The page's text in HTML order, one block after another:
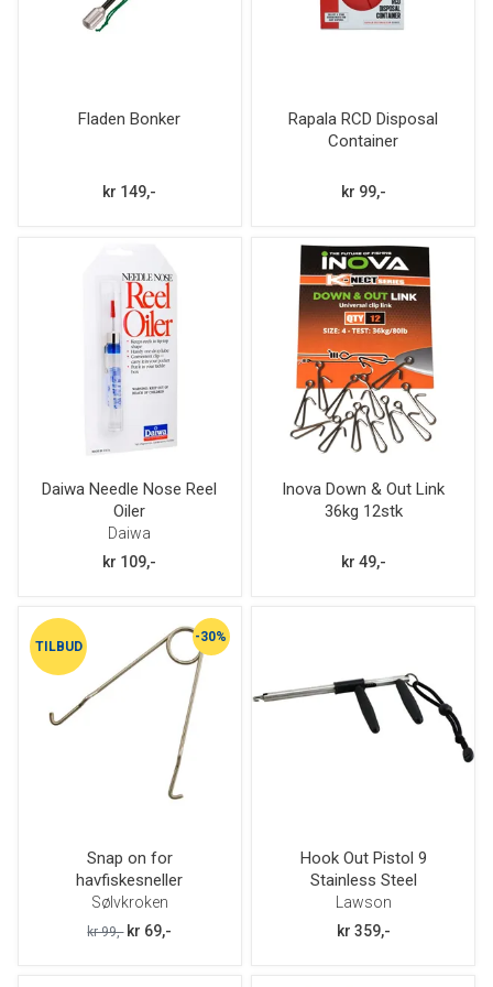
Fladen Bonker
kr 149,-
Rapala RCD Disposal
Container
kr 99,-
Daiwa Needle Nose Reel
Oiler
Daiwa
kr 109,-
Inova Down & Out Link
36kg 12stk
kr 49,-
TILBUD
Snap on for
havfiskesneller
Sølvkroken
-30%
kr 99,- kr 69,-
Hook Out Pistol 9
Stainless Steel
Lawson
kr 359,-